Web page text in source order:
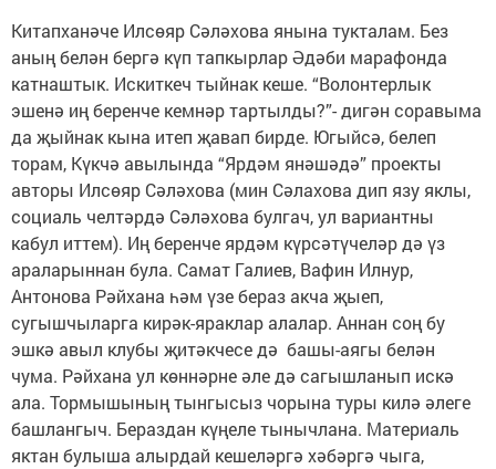
Китапханәче Илсөяр Сәләхова янына тукталам. Без
аның белән бергә күп тапкырлар Әдәби марафонда
катнаштык. Искиткеч тыйнак кеше. “Волонтерлык
эшенә иң беренче кемнәр тартылды?”- дигән соравыма
да җыйнак кына итеп җавап бирде. Югыйсә, белеп
торам, Күкчә авылында “Ярдәм янәшәдә” проекты
авторы Илсөяр Сәләхова (мин Сәлахова дип язу яклы,
социаль челтәрдә Сәләхова булгач, ул вариантны
кабул иттем). Иң беренче ярдәм күрсәтүчеләр дә үз
араларыннан була. Самат Галиев, Вафин Илнур,
Антонова Рәйхана һәм үзе бераз акча җыеп,
сугышчыларга кирәк-яраклар алалар. Аннан соң бу
эшкә авыл клубы җитәкчесе дә башы-аягы белән
чума. Рәйхана ул көннәрне әле дә сагышланып искә
ала. Тормышының тынгысыз чорына туры килә әлеге
башлангыч. Бераздан күңеле тынычлана. Материаль
яктан булыша алырдай кешеләргә хәбәргә чыга,